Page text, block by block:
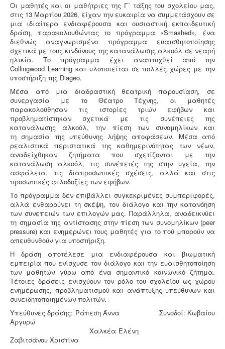
Οι μαθητές και οι μαθήτριες της Γ΄ τάξης του σχολείου μας,
στις 13 Μαρτίου 2026, είχαν την ευκαιρία να συμμετάσχουν σε
μια ιδιαίτερα ενδιαφέρουσα και ουσιαστική εκπαιδευτική
δράση, παρακολουθώντας το πρόγραμμα «Smashed», ένα
διεθνώς αναγνωρισμένο πρόγραμμα ευαισθητοποίησης
σχετικά με τους κινδύνους της κατανάλωσης αλκοόλ σε νεαρή
ηλικία. Το πρόγραμμα έχει αναπτυχθεί από την
Collingwood Learning και υλοποιείται σε πολλές χώρες με την
υποστήριξη της Diageo.
Μέσα από μια διαδραστική θεατρική παρουσίαση, σε
συνεργασία με το Θέατρο Τέχνης, οι μαθητές
παρακολούθησαν τις ιστορίες τριών εφήβων και
προβληματίστηκαν σχετικά με τις συνέπειες της
κατανάλωσης αλκοόλ, την πίεση των συνομηλίκων και
τη σημασία της υπεύθυνης λήψης αποφάσεων. Μέσα από
ρεαλιστικά περιστατικά της καθημερινότητας των νέων,
αναδείχθηκαν ζητήματα που σχετίζονται με την
κατανάλωση αλκοόλ, τις συνέπειές της στην υγεία, την
ασφάλεια, τις διαπροσωπικές σχέσεις, αλλά και στις
προσωπικές φιλοδοξίες των εφήβων.
Το πρόγραμμα δεν επιβάλλει συγκεκριμένες συμπεριφορές,
αλλά ενθαρρύνει τη σκέψη, τον διάλογο και την κατανόηση
των συνεπειών των επιλογών μας. Παράλληλα, αναδεικνύει
τη σημασία της αντίστασης στην πίεση των συνομηλίκων (peer
pressure) και ενημερώνει τους μαθητές για το πού μπορούν να
απευθυνθούν για υποστήριξη.
Η δράση αποτέλεσε μια ενδιαφέρουσα και βιωματική
εμπειρία που ενίσχυσε τον διάλογο και την ευαισθητοποίηση
των μαθητών γύρω από ένα σημαντικό κοινωνικό ζήτημα.
Τέτοιες δράσεις ενισχύουν τον ρόλο του σχολείου ως χώρου
ενημέρωσης, προβληματισμού και ανάπτυξης υπεύθυνων και
συνειδητοποιημένων πολιτών.
Υπεύθυνες δράσης: Ράπεση Άννα Συνοδοί: Κωβαίου
Αργυρώ
Χαλκέα Ελένη
Ζαβιτσάνου Χριστίνα